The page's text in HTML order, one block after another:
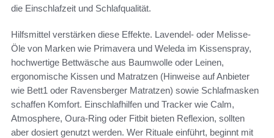
die Einschlafzeit und Schlafqualität.
Hilfsmittel verstärken diese Effekte. Lavendel- oder Melisse-
Öle von Marken wie Primavera und Weleda im Kissenspray,
hochwertige Bettwäsche aus Baumwolle oder Leinen,
ergonomische Kissen und Matratzen (Hinweise auf Anbieter
wie Bett1 oder Ravensberger Matratzen) sowie Schlafmasken
schaffen Komfort. Einschlafhilfen und Tracker wie Calm,
Atmosphere, Oura-Ring oder Fitbit bieten Reflexion, sollten
aber dosiert genutzt werden. Wer Rituale einführt, beginnt mit